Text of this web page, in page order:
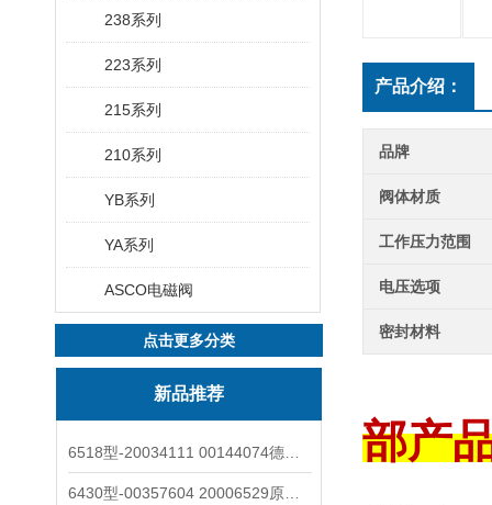
238系列
223系列
215系列
210系列
YB系列
YA系列
ASCO电磁阀
点击更多分类
新品推荐
产品介绍：
品牌
阀体材质
工作压力范围
电压选项
密封材料
部产